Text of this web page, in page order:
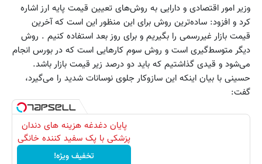
وزیر امور اقتصادی و دارایی به روش‌های تعیین قیمت پایه ارز اشاره
کرد و افزود: ساده‌ترین روش برای این منظور این است که آخرین
قیمت بازار غیررسمی را بگیریم و برای روز بعد استفاده کنیم . روش
دیگر متوسط‌گیری است و روش سوم کارهایی است که در بورس انجام
می‌شود و قیدی گذاشتیم که باید دو درصد زیر قیمت بازار باشد.
حسینی با بیان اینکه این سازوکار جلوی نوسانات شدید را می‌گیرد،
گفت:
پایان دغدغه هزینه های دندان
پزشکی با پک سفید کننده خانگی
تخفیف ویژه!